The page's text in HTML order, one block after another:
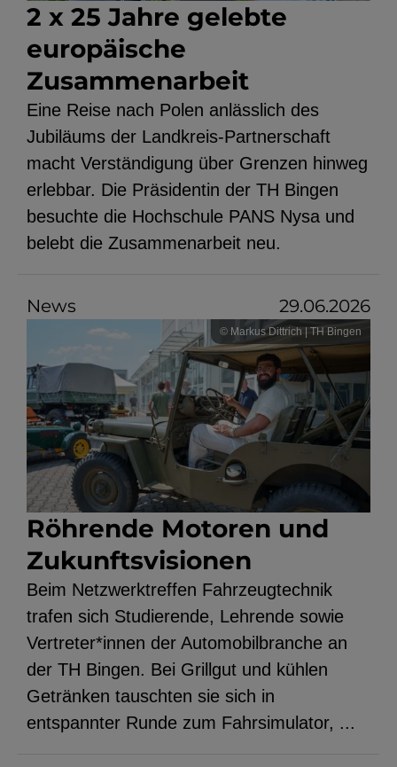
2 x 25 Jahre gelebte
europäische
Zusammenarbeit
Eine Reise nach Polen anlässlich des
Jubiläums der Landkreis-Partnerschaft
macht Verständigung über Grenzen hinweg
erlebbar. Die Präsidentin der TH Bingen
besuchte die Hochschule PANS Nysa und
belebt die Zusammenarbeit neu.
News 29.06.2026
© Markus Dittrich | TH Bingen
Röhrende Motoren und
Zukunftsvisionen
Beim Netzwerktreffen Fahrzeugtechnik
trafen sich Studierende, Lehrende sowie
Vertreter*innen der Automobilbranche an
der TH Bingen. Bei Grillgut und kühlen
Getränken tauschten sie sich in
entspannter Runde zum Fahrsimulator, ...